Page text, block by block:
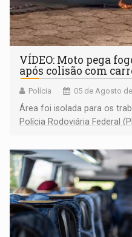
VÍDEO: Moto pega
após colisão com
Polícia 05 de Agosto
Área foi isolada para os
Polícia Rodoviária Federal